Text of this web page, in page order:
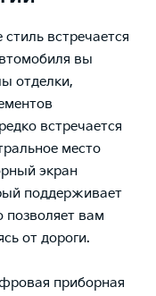
встречается
вы
отделки,
встречается
место
экран
поддерживает
позволяет вам
от дороги.
приборная